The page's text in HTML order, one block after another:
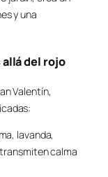
y una
del rojo
Valentín,
lavanda,
calma